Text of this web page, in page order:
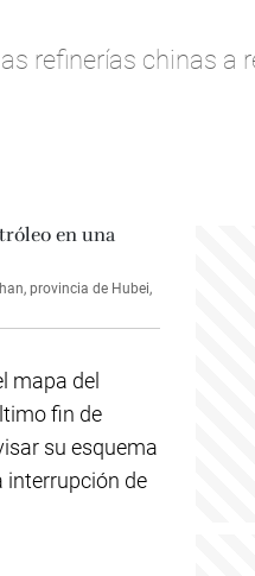
refinerías chinas a
provincia de Hubei,
mapa del
fin de
su esquema
interrupción de